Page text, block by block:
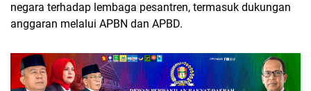
negara terhadap lembaga pesantren, termasuk dukungan
anggaran melalui APBN dan APBD.